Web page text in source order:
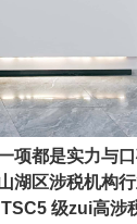
都是实力与口
湖区涉税机构
级zui高涉